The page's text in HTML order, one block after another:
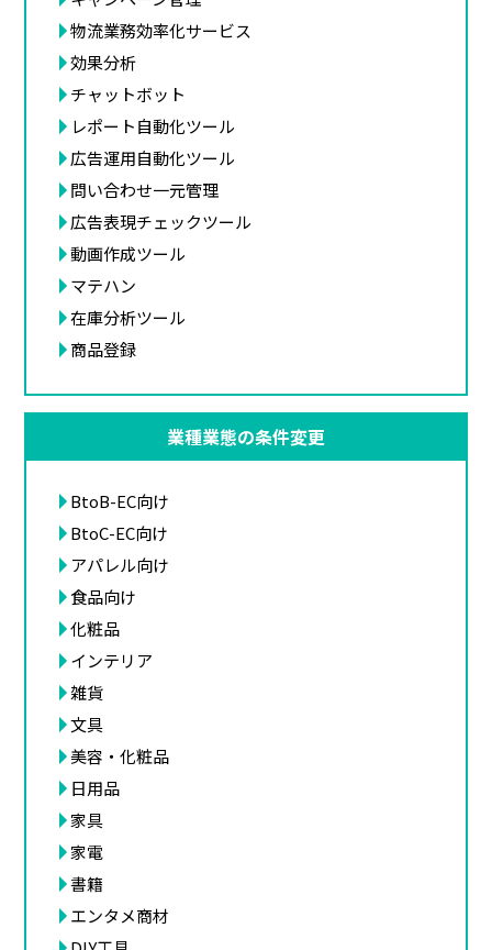
物流業務効率化サービス
効果分析
チャットボット
レポート自動化ツール
広告運用自動化ツール
問い合わせ一元管理
広告表現チェックツール
動画作成ツール
マテハン
在庫分析ツール
商品登録
業種業態の条件変更
BtoB-EC向け
BtoC-EC向け
アパレル向け
食品向け
化粧品
インテリア
雑貨
文具
美容・化粧品
日用品
家具
家電
書籍
エンタメ商材